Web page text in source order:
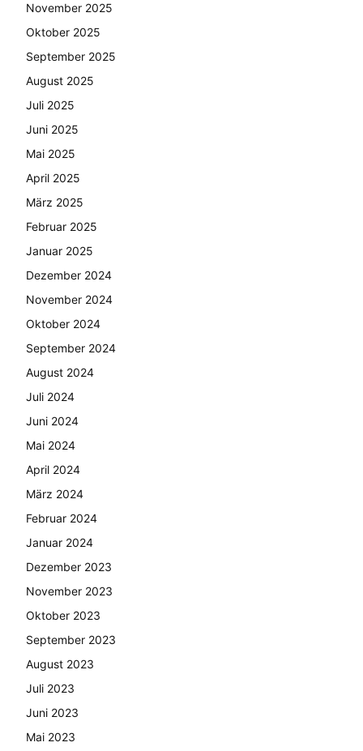
November 2025
Oktober 2025
September 2025
August 2025
Juli 2025
Juni 2025
Mai 2025
April 2025
März 2025
Februar 2025
Januar 2025
Dezember 2024
November 2024
Oktober 2024
September 2024
August 2024
Juli 2024
Juni 2024
Mai 2024
April 2024
März 2024
Februar 2024
Januar 2024
Dezember 2023
November 2023
Oktober 2023
September 2023
August 2023
Juli 2023
Juni 2023
Mai 2023